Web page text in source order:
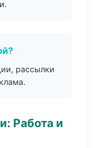
рассылки
Работа и